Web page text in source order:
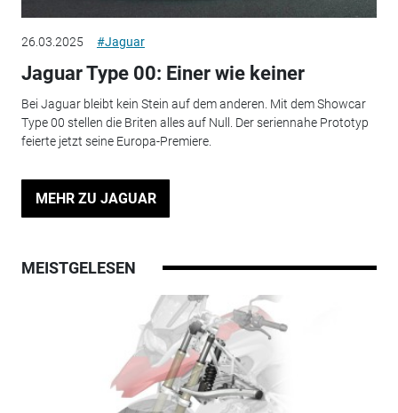
26.03.2025 #Jaguar
Jaguar Type 00: Einer wie keiner
Bei Jaguar bleibt kein Stein auf dem anderen. Mit dem Showcar
Type 00 stellen die Briten alles auf Null. Der seriennahe Prototyp
feierte jetzt seine Europa-Premiere.
MEHR ZU JAGUAR
MEISTGELESEN